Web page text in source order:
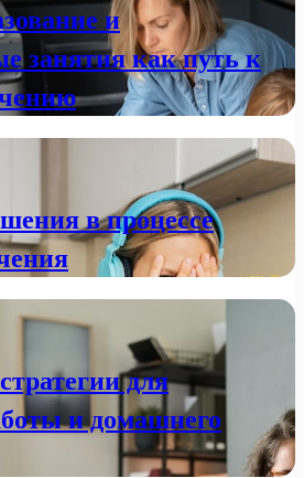
и
занятия как путь к
в процессе
для
и домашнего